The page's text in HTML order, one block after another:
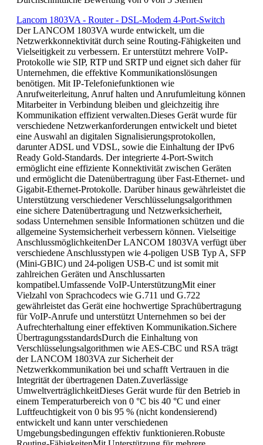
Lancom 1803VA - Router - DSL-Modem 4-Port-Switch
Der LANCOM 1803VA wurde entwickelt, um die
Netzwerkkonnektivität durch seine Routing-Fähigkeiten und
Vielseitigkeit zu verbessern. Er unterstützt mehrere VoIP-
Protokolle wie SIP, RTP und SRTP und eignet sich daher für
Unternehmen, die effektive Kommunikationslösungen
benötigen. Mit IP-Telefoniefunktionen wie
Anrufweiterleitung, Anruf halten und Anrufumleitung können
Mitarbeiter in Verbindung bleiben und gleichzeitig ihre
Kommunikation effizient verwalten.Dieses Gerät wurde für
verschiedene Netzwerkanforderungen entwickelt und bietet
eine Auswahl an digitalen Signalisierungsprotokollen,
darunter ADSL und VDSL, sowie die Einhaltung der IPv6
Ready Gold-Standards. Der integrierte 4-Port-Switch
ermöglicht eine effiziente Konnektivität zwischen Geräten
und ermöglicht die Datenübertragung über Fast-Ethernet- und
Gigabit-Ethernet-Protokolle. Darüber hinaus gewährleistet die
Unterstützung verschiedener Verschlüsselungsalgorithmen
eine sichere Datenübertragung und Netzwerksicherheit,
sodass Unternehmen sensible Informationen schützen und die
allgemeine Systemsicherheit verbessern können. Vielseitige
AnschlussmöglichkeitenDer LANCOM 1803VA verfügt über
verschiedene Anschlusstypen wie 4-poligen USB Typ A, SFP
(Mini-GBIC) und 24-poligen USB-C und ist somit mit
zahlreichen Geräten und Anschlussarten
kompatibel.Umfassende VoIP-UnterstützungMit einer
Vielzahl von Sprachcodecs wie G.711 und G.722
gewährleistet das Gerät eine hochwertige Sprachübertragung
für VoIP-Anrufe und unterstützt Unternehmen so bei der
Aufrechterhaltung einer effektiven Kommunikation.Sichere
ÜbertragungsstandardsDurch die Einhaltung von
Verschlüsselungsalgorithmen wie AES-CBC und RSA trägt
der LANCOM 1803VA zur Sicherheit der
Netzwerkkommunikation bei und schafft Vertrauen in die
Integrität der übertragenen Daten.Zuverlässige
UmweltverträglichkeitDieses Gerät wurde für den Betrieb in
einem Temperaturbereich von 0 °C bis 40 °C und einer
Luftfeuchtigkeit von 0 bis 95 % (nicht kondensierend)
entwickelt und kann unter verschiedenen
Umgebungsbedingungen effektiv funktionieren.Robuste